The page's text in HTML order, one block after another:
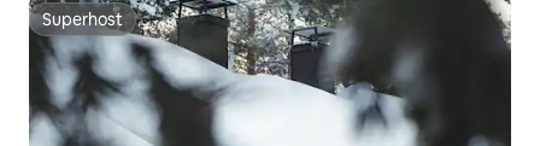
Superhost
Superhost